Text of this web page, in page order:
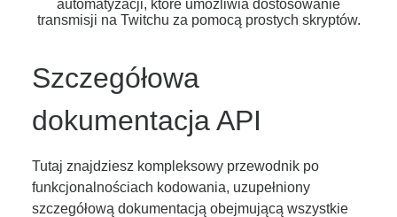
automatyzacji, które umożliwia dostosowanie
transmisji na Twitchu za pomocą prostych skryptów.
Szczegółowa
dokumentacja API
Tutaj znajdziesz kompleksowy przewodnik po
funkcjonalnościach kodowania, uzupełniony
szczegółową dokumentacją obejmującą wszystkie